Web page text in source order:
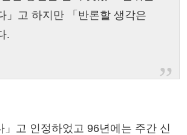
」고 하지만 「반론할 생각은
.
고 인정하었고 96년에는 주간 신